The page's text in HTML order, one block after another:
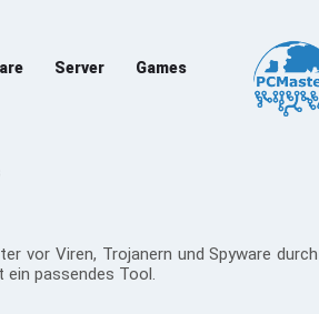
Server Games
vor Viren, Trojanern und Spyware
passendes Tool.